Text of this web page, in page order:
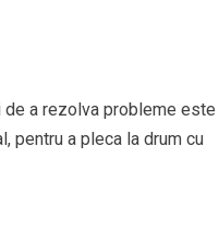
de a rezolva probleme este
pentru a pleca la drum cu